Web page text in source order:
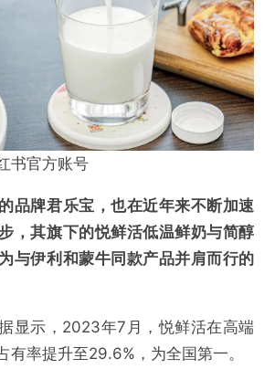
线Insight
争加剧后，乳企们卷向低温奶
违法犯罪 其他
书官方账号
品牌君乐宝，也在近年来不断加速
，其旗下的悦鲜活低温鲜奶与简醇
与伊利和蒙牛同款产品并肩而行的
显示，2023年7月，悦鲜活在高端
有率提升至29.6%，为全国第一。